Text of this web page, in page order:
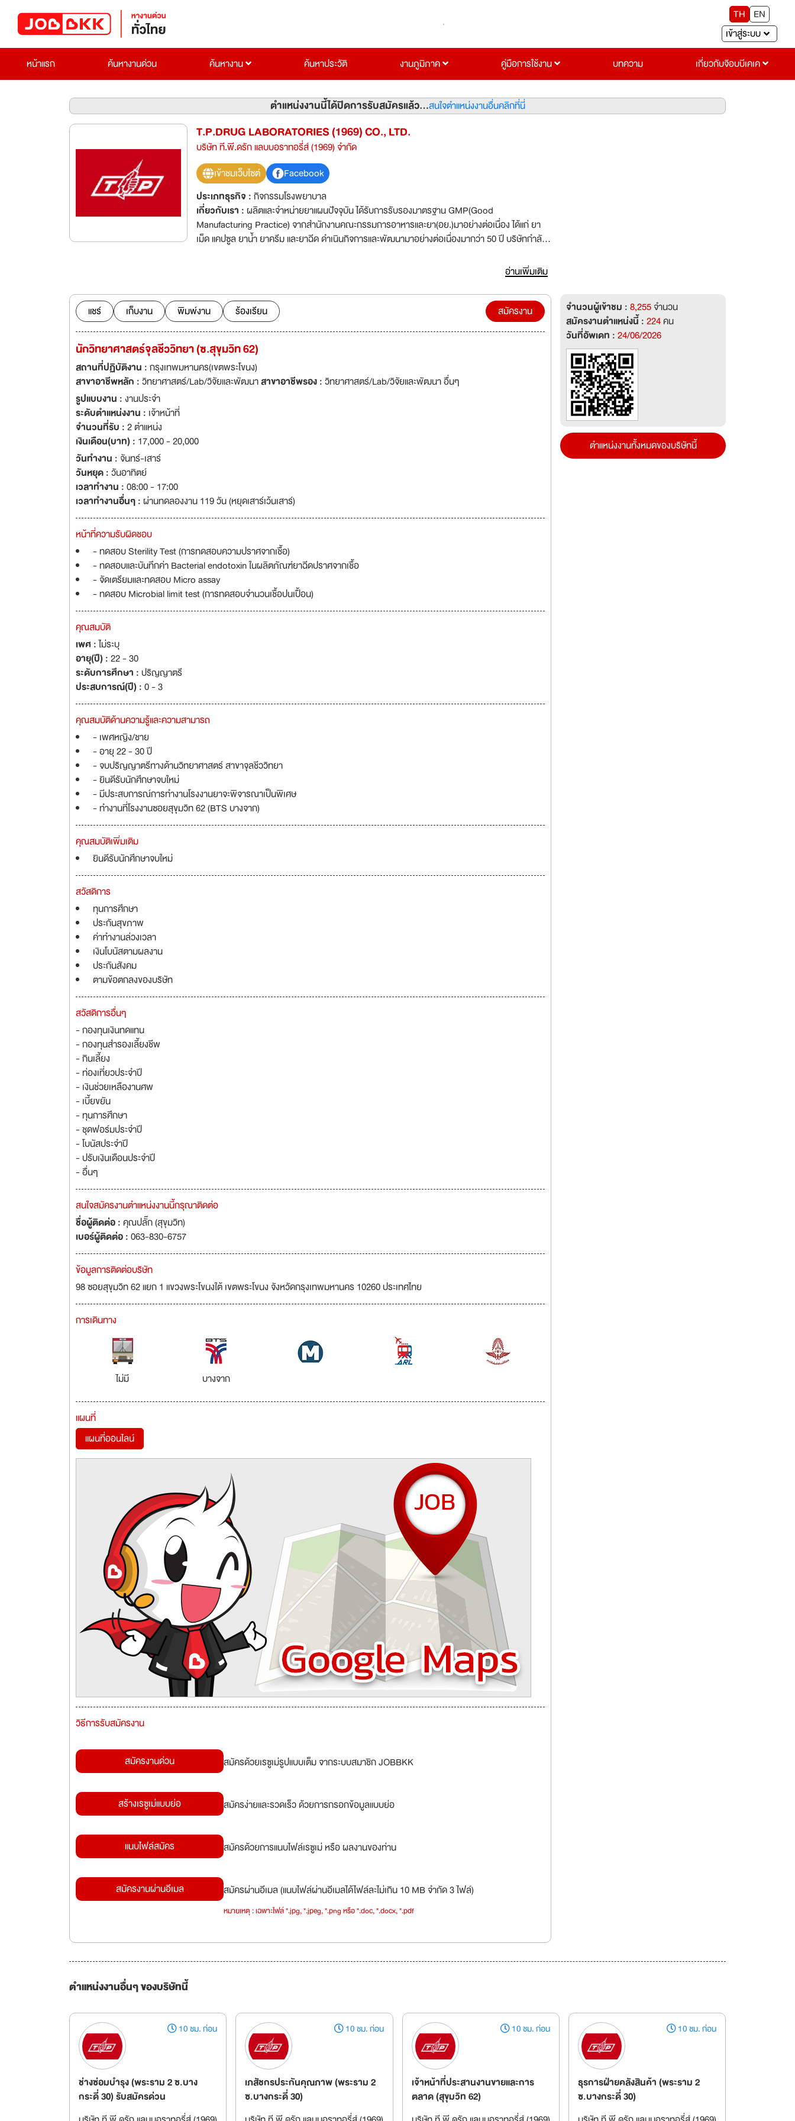
TH
EN
เข้าสู่ระบบ
หน้าแรก
ค้นหางานด่วน ค้นหางาน ค้นหาประวัติ งานภูมิภาค คู่มือการใช้งาน บทความ เกี่ยวกับจ๊อบบีเคเค
ตำแหน่งงานนี้ได้ปิดการรับสมัครแล้ว...สนใจตำแหน่งงานอื่นคลิกที่นี่
T.P.DRUG LABORATORIES (1969) CO., LTD.
บริษัท ที.พี.ดรัก แลบบอราทอรี่ส์ (1969) จำกัด
เข้าชมเว็บไซต์
Facebook
ประเภทธุรกิจ :กิจกรรมโรงพยาบาล
เกี่ยวกับเรา :ผลิตและจำหน่ายยาแผนปัจจุบัน ได้รับการรับรองมาตรฐาน GMP(Good
Manufacturing Practice) จากสำนักงานคณะกรรมการอาหารและยา(อย.)มาอย่างต่อเนื่อง ได้แก่ ยา
เม็ด แคปซูล ยาน้ำ ยาครีม และยาฉีด ดำเนินกิจการและพัฒนามาอย่างต่อเนื่องมากว่า 50 ปี บริษัทกำลัง
Ltd. has become one of generic drug manufacturers recognized by pharmaceutical
industries both domestically and internationally. T.P. Drug has worked with long experience
including standards and quality of products which have continuously been improved. Mr.
Kamon Tangamonsiri had founded this company from a small pharmacy on Urupong
syringe. With Mr. Kamon Tangamonsiri’s perseverance and determination after many years
of experience, today T.P. Drug Laboratories (1969) Co., Ltd. has 2 manufacturing branches
which are on Sukhumvit 62 and Rama II, producing over 200 items and having over 450
อ่านเพิ่มเติม
แชร์ เก็บงาน พิมพ์งาน ร้องเรียน สมัครงาน
นักวิทยาศาสตร์จุลชีววิทยา (ซ.สุขุมวิท 62)
สถานที่ปฏิบัติงาน :กรุงเทพมหานคร(เขตพระโขนง)
สาขาอาชีพหลัก :วิทยาศาสตร์/Lab/วิจัยและพัฒนาสาขาอาชีพรอง :วิทยาศาสตร์/Lab/วิจัยและพัฒนา อื่นๆ
รูปแบบงาน :งานประจำ
ระดับตำแหน่งงาน : เจ้าหน้าที่
จำนวนที่รับ :2 ตำแหน่ง
เงินเดือน(บาท) : 17,000 - 20,000
วันทำงาน : จันทร์-เสาร์
วันหยุด :วันอาทิตย์
เวลาทำงาน :08:00 - 17:00
เวลาทำงานอื่นๆ :ผ่านทดลองงาน 119 วัน (หยุดเสาร์เว้นเสาร์)
หน้าที่ความรับผิดชอบ
- ทดสอบ Sterility Test (การทดสอบความปราศจากเชื้อ)
- ทดสอบและบันทึกค่า Bacterial endotoxin ในผลิตภัณฑ์ยาฉีดปราศจากเชื้อ
- จัดเตรียมและทดสอบ Micro assay
- ทดสอบ Microbial limit test (การทดสอบจำนวนเชื้อปนเปื้อน)
คุณสมบัติ
เพศ :ไม่ระบุ
อายุ(ปี) :22 - 30
ระดับการศึกษา :ปริญญาตรี
ประสบการณ์(ปี) :0 - 3
คุณสมบัติด้านความรู้และความสามารถ
- เพศหญิง/ชาย
- อายุ 22 - 30 ปี
- จบปริญญาตรีทางด้านวิทยาศาสตร์ สาขาจุลชีววิทยา
- ยินดีรับนักศึกษาจบใหม่
- มีประสบการณ์การทำงานโรงงานยาจะพิจารณาเป็นพิเศษ
- ทำงานที่โรงงานซอยสุขุมวิท 62 (BTS บางจาก)
คุณสมบัติเพิ่มเติม
ยินดีรับนักศึกษาจบใหม่
สวัสดิการ
ทุนการศึกษา
ประกันสุขภาพ
ค่าทำงานล่วงเวลา
เงินโบนัสตามผลงาน
ประกันสังคม
ตามข้อตกลงของบริษัท
สวัสดิการอื่นๆ
- กองทุนเงินทดแทน
- กองทุนสำรองเลี้ยงชีพ
- กินเลี้ยง
- ท่องเที่ยวประจำปี
- เงินช่วยเหลืองานศพ
- เบี้ยขยัน
- ทุนการศึกษา
- ชุดฟอร์มประจำปี
- โบนัสประจำปี
- ปรับเงินเดือนประจำปี
- อื่นๆ
สนใจสมัครงานตำแหน่งงานนี้กรุณาติดต่อ
ชื่อผู้ติดต่อ :คุณปลั๊ก (สุขุมวิท)
เบอร์ผู้ติดต่อ :063-830-6757
ข้อมูลการติดต่อบริษัท
98 ซอยสุขุมวิท 62 แยก 1 แขวงพระโขนงใต้ เขตพระโขนง จังหวัดกรุงเทพมหานคร 10260 ประเทศไทย
การเดินทาง
ไม่มี บางจาก
แผนที่
แผนที่ออนไลน์
วิธีการรับสมัครงาน
สมัครงานด่วน สมัครด้วยเรซูเม่รูปแบบเต็ม จากระบบสมาชิก JOBBKK
สร้างเรซูเม่แบบย่อ สมัครง่ายและรวดเร็ว ด้วยการกรอกข้อมูลแบบย่อ
แนบไฟล์สมัคร สมัครด้วยการแนบไฟล์เรซูเม่ หรือ ผลงานของท่าน
สมัครงานผ่านอีเมล สมัครผ่านอีเมล (แนบไฟล์ผ่านอีเมลได้ไฟล์ละไม่เกิน 10 MB จำกัด 3 ไฟล์)
หมายเหตุ : เฉพาะไฟล์ *.jpg, *.jpeg, *.png หรือ *.doc, *.docx, *.pdf
จำนวนผู้เข้าชม :8,255จำนวน
สมัครงานตำแหน่งนี้ :224คน
วันที่อัพเดท :24/06/2026
ตำแหน่งงานทั้งหมดของบริษัทนี้
ตำแหน่งงานอื่นๆ ของบริษัทนี้
10 ชม. ก่อน
ช่างซ่อมบำรุง (พระราม 2 ซ.บาง
กระดี่ 30) รับสมัครด่วน
10 ชม. ก่อน
เภสัชกรประกันคุณภาพ (พระราม 2
ซ.บางกระดี่ 30)
10 ชม. ก่อน
เจ้าหน้าที่ประสานงานขายและการ
ตลาด (สุขุมวิท 62)
10 ชม. ก่อน
ธุรการฝ่ายคลังสินค้า (พระราม 2
ซ.บางกระดี่ 30)